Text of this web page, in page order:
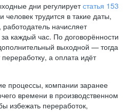
дни регулируетстатья 153
человек трудится в такие даты,
начисляет
каждый час. По договорённости
выходной — тогда
а оплата идёт
процессы, компании заранее
времени в производственном
избежать переработок,